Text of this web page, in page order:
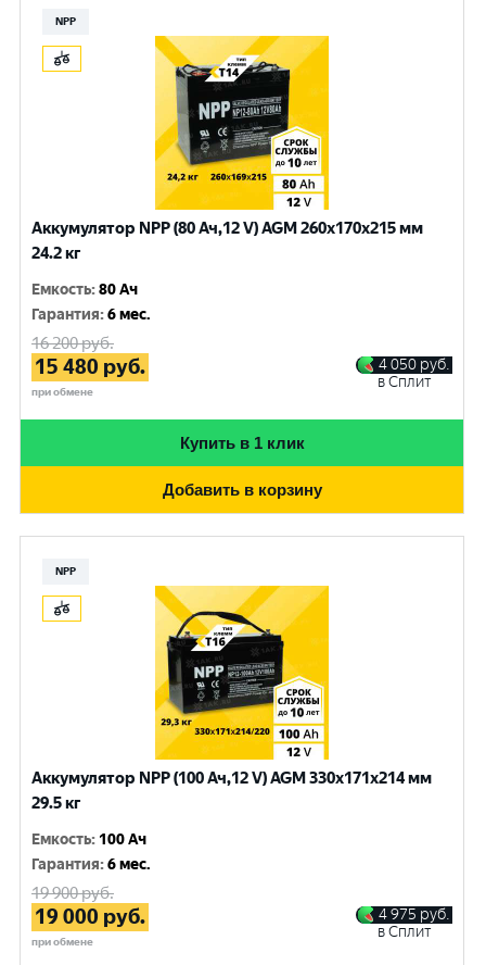
NPP
Аккумулятор NPP (80 Ач,12 V) AGM 260x170x215 мм
24.2 кг
Емкость:80 Ач
Гарантия:6 мес.
16 200руб.
15 480 руб.
при обмене
4 050 руб.
в Сплит
Купить в 1 клик
Добавить в корзину
NPP
Аккумулятор NPP (100 Ач,12 V) AGM 330x171x214 мм
29.5 кг
Емкость: 100 Ач
Гарантия:6 мес.
19 900руб.
19 000 руб.
при обмене
4 975 руб.
в Сплит